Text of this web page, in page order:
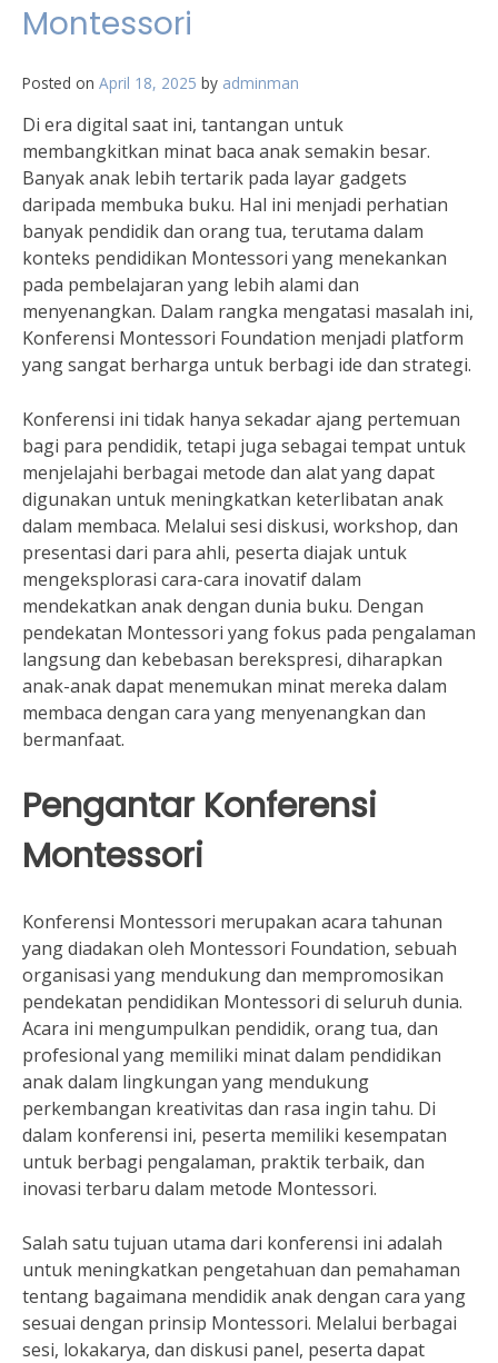
Montessori
Posted on April 18, 2025 by adminman
Di era digital saat ini, tantangan untuk
membangkitkan minat baca anak semakin besar.
Banyak anak lebih tertarik pada layar gadgets
daripada membuka buku. Hal ini menjadi perhatian
banyak pendidik dan orang tua, terutama dalam
konteks pendidikan Montessori yang menekankan
pada pembelajaran yang lebih alami dan
menyenangkan. Dalam rangka mengatasi masalah ini,
Konferensi Montessori Foundation menjadi platform
yang sangat berharga untuk berbagi ide dan strategi.
Konferensi ini tidak hanya sekadar ajang pertemuan
bagi para pendidik, tetapi juga sebagai tempat untuk
menjelajahi berbagai metode dan alat yang dapat
digunakan untuk meningkatkan keterlibatan anak
dalam membaca. Melalui sesi diskusi, workshop, dan
presentasi dari para ahli, peserta diajak untuk
mengeksplorasi cara-cara inovatif dalam
mendekatkan anak dengan dunia buku. Dengan
pendekatan Montessori yang fokus pada pengalaman
langsung dan kebebasan berekspresi, diharapkan
anak-anak dapat menemukan minat mereka dalam
membaca dengan cara yang menyenangkan dan
bermanfaat.
Pengantar Konferensi
Montessori
Konferensi Montessori merupakan acara tahunan
yang diadakan oleh Montessori Foundation, sebuah
organisasi yang mendukung dan mempromosikan
pendekatan pendidikan Montessori di seluruh dunia.
Acara ini mengumpulkan pendidik, orang tua, dan
profesional yang memiliki minat dalam pendidikan
anak dalam lingkungan yang mendukung
perkembangan kreativitas dan rasa ingin tahu. Di
dalam konferensi ini, peserta memiliki kesempatan
untuk berbagi pengalaman, praktik terbaik, dan
inovasi terbaru dalam metode Montessori.
Salah satu tujuan utama dari konferensi ini adalah
untuk meningkatkan pengetahuan dan pemahaman
tentang bagaimana mendidik anak dengan cara yang
sesuai dengan prinsip Montessori. Melalui berbagai
sesi, lokakarya, dan diskusi panel, peserta dapat